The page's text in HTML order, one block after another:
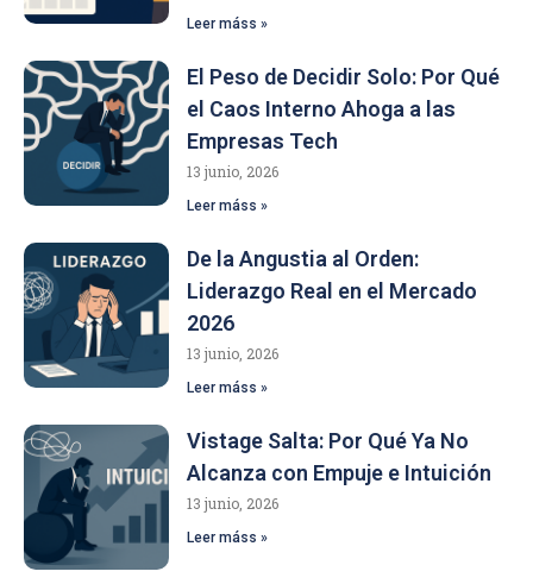
Leer máss »
El Peso de Decidir Solo: Por Qué
el Caos Interno Ahoga a las
Empresas Tech
13 junio, 2026
Leer máss »
De la Angustia al Orden:
Liderazgo Real en el Mercado
2026
13 junio, 2026
Leer máss »
Vistage Salta: Por Qué Ya No
Alcanza con Empuje e Intuición
13 junio, 2026
Leer máss »